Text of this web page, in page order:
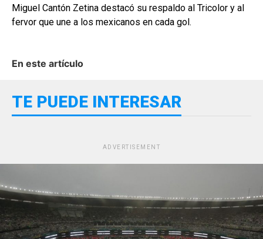
Miguel Cantón Zetina destacó su respaldo al Tricolor y al
fervor que une a los mexicanos en cada gol.
En este artículo
TE PUEDE INTERESAR
ADVERTISEMENT